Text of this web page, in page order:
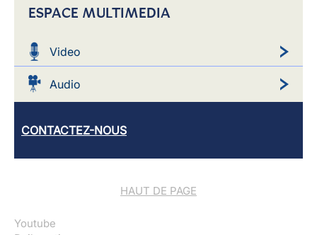
ESPACE MULTIMEDIA
Video
Audio
CONTACTEZ-NOUS
HAUT DE PAGE
Youtube